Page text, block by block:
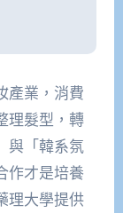
產業，消費
理髮型，轉
與「韓系氛
作才是培養
理大學提供